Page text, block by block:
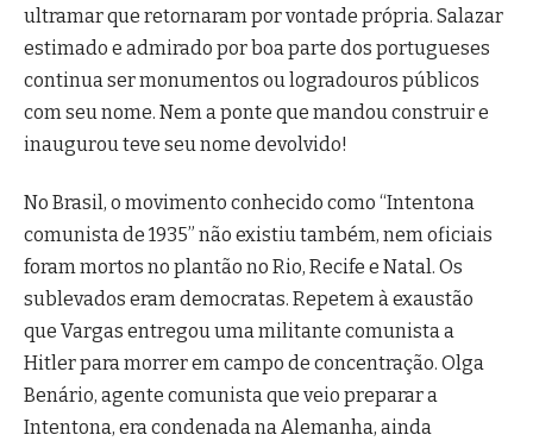
ultramar que retornaram por vontade própria. Salazar
estimado e admirado por boa parte dos portugueses
continua ser monumentos ou logradouros públicos
com seu nome. Nem a ponte que mandou construir e
inaugurou teve seu nome devolvido!
No Brasil, o movimento conhecido como “Intentona
comunista de 1935” não existiu também, nem oficiais
foram mortos no plantão no Rio, Recife e Natal. Os
sublevados eram democratas. Repetem à exaustão
que Vargas entregou uma militante comunista a
Hitler para morrer em campo de concentração. Olga
Benário, agente comunista que veio preparar a
Intentona, era condenada na Alemanha, ainda